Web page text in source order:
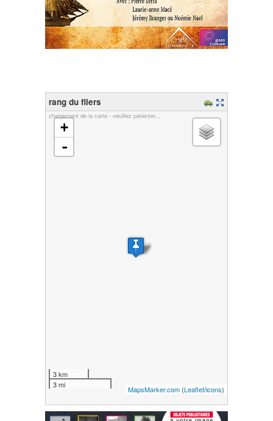
rang du fliers
chargement de la carte - veuillez patienter...
+
-
3 km
3 mi
MapsMarker.com (Leaflet/icons)